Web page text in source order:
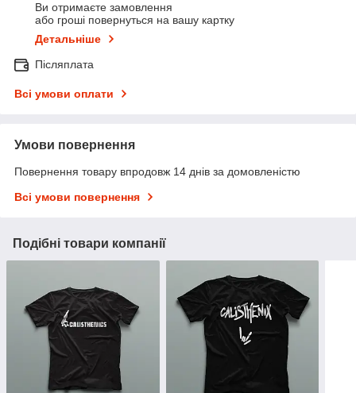
Ви отримаєте замовлення
або гроші повернуться на вашу картку
Детальніше
Післяплата
Всі умови оплати
Умови повернення
Повернення товару впродовж 14 днів за домовленістю
Всі умови повернення
Подібні товари компанії